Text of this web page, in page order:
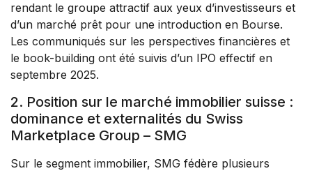
rendant le groupe attractif aux yeux d’investisseurs et
d’un marché prêt pour une introduction en Bourse.
Les communiqués sur les perspectives financières et
le book-building ont été suivis d’un IPO effectif en
septembre 2025.
2. Position sur le marché immobilier suisse :
dominance et externalités du Swiss
Marketplace Group – SMG
Sur le segment immobilier, SMG fédère plusieurs